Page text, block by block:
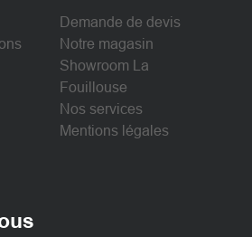
Demande de devis
Notre magasin
Showroom La
Fouillouse
Nos services
Mentions légales